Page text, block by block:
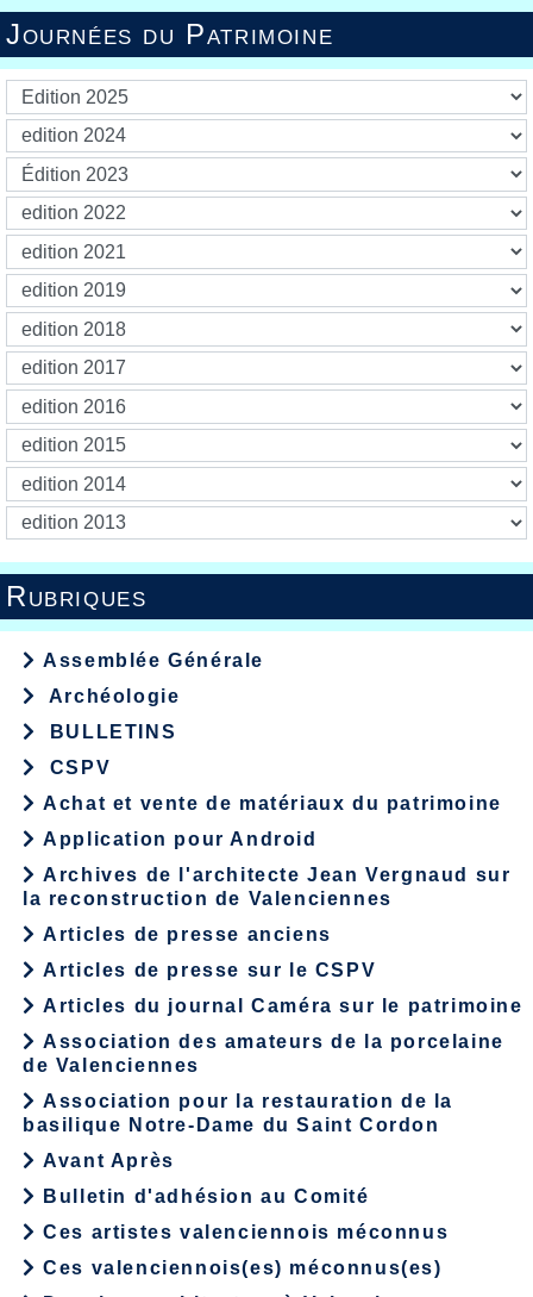
Journées du Patrimoine
Rubriques
Assemblée Générale
Archéologie
BULLETINS
CSPV
Achat et vente de matériaux du patrimoine
Application pour Android
Archives de l'architecte Jean Vergnaud sur
la reconstruction de Valenciennes
Articles de presse anciens
Articles de presse sur le CSPV
Articles du journal Caméra sur le patrimoine
Association des amateurs de la porcelaine
de Valenciennes
Association pour la restauration de la
basilique Notre-Dame du Saint Cordon
Avant Après
Bulletin d'adhésion au Comité
Ces artistes valenciennois méconnus
Ces valenciennois(es) méconnus(es)